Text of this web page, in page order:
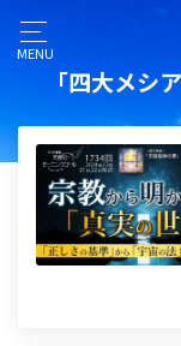
MENU
「四大メシ